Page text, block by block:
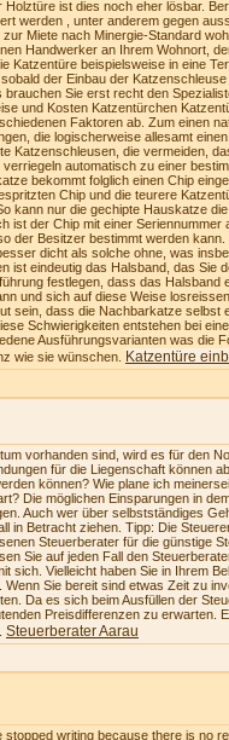
ist dies noch eher lösbar.
werden , unter anderem gegen
Miete nach Minergie-Standard
Handwerker an Ihrem Wohnort,
Katzentüre beispielsweise in eine
der Einbau der
brauchen Sie erst recht den
und Kosten Katzentürchen
Faktoren ab. Zum einen
die logischerweise allesamt
Katzenschleusen, die vermeiden,
automatisch zu einer
bekommt folglich einen Chip
Chip und die teurere
kann nur die gechipte Hauskatze
ist der Chip mit einer
der Besitzer bestimmt werden
dicht als solche ohne, was
ist eindeutig das Halsband, das Sie
festlegen, dass das Halsband
und sich auf diese Weise
sein, dass die Nachbarkatze selbst
Schwierigkeiten entstehen bei
Ausführungsvarianten was die
wie sie wünschen.
Katzentüre
vorhanden sind, wird es für den
für die Liegenschaft können
können? Wie plane ich
Die möglichen Einsparungen in
Auch wer über selbstständiges
in Betracht ziehen. Tipp: Die
Steuerberater für die günstige
Sie auf jeden Fall den
sich. Vielleicht haben Sie in Ihrem
Sie bereit sind etwas Zeit zu
Da es sich beim Ausfüllen der
Preisdifferenzen zu erwarten.
Steuerberater Aarau
writing because there is no